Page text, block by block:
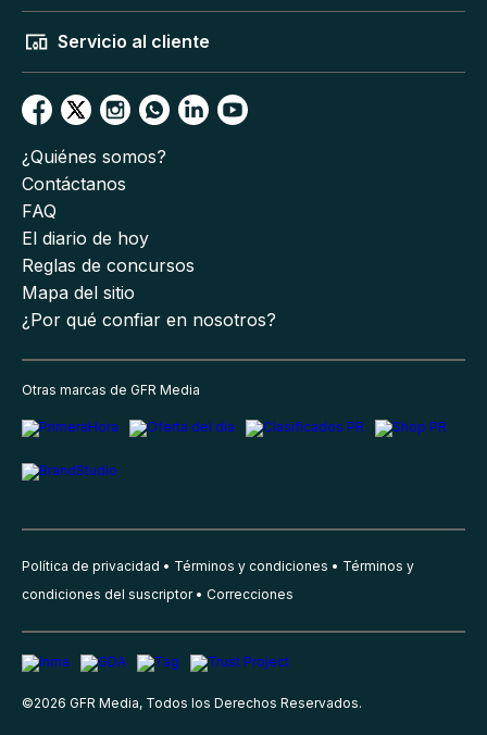
Servicio al cliente
¿Quiénes somos?
Contáctanos
FAQ
El diario de hoy
Reglas de concursos
Mapa del sitio
¿Por qué confiar en nosotros?
Otras marcas de GFR Media
Política de privacidad Términos y condiciones
Términos y
condiciones del suscriptor
Correcciones
©2026 GFR Media, Todos los Derechos Reservados.